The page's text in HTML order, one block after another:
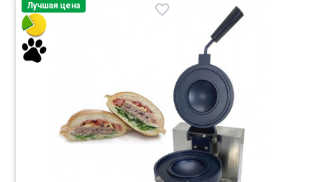
Лучшая цена